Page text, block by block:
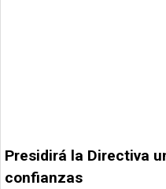
Presidirá la Directiva
confianzas